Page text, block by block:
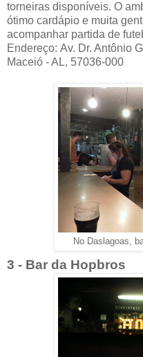
torneiras disponíveis. O
ótimo cardápio e muita
acompanhar partida de
Endereço: Av. Dr. Antônio
Maceió - AL, 57036-000
No Daslagoas,
3 - Bar da Hopbros